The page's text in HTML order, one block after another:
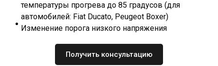
температуры прогрева до 85 градусов (для
автомобилей: Fiat Ducato, Peugeot Boxer)
Изменение порога низкого напряжения
Получить консультацию